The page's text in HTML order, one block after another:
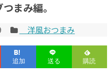
まみ編。
洋風おつまみ